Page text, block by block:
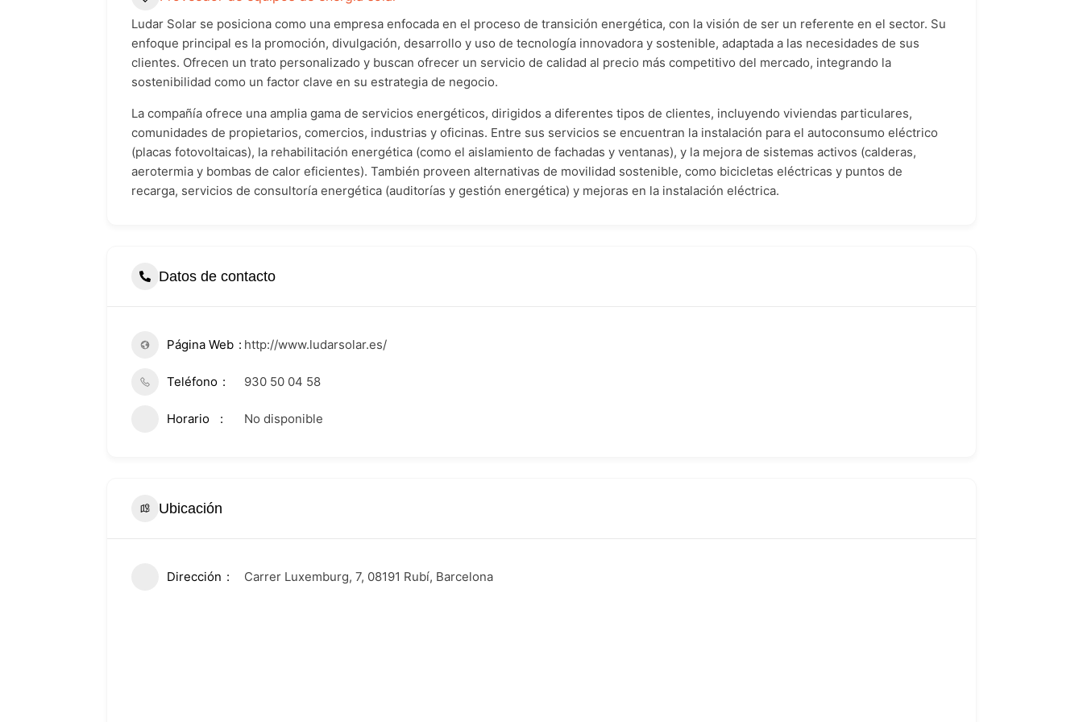
Ludar Solar se posiciona como una empresa enfocada en el proceso de transición energética, con la visión de ser un referente en el sector. Su
enfoque principal es la promoción, divulgación, desarrollo y uso de tecnología innovadora y sostenible, adaptada a las necesidades de sus
clientes. Ofrecen un trato personalizado y buscan ofrecer un servicio de calidad al precio más competitivo del mercado, integrando la
sostenibilidad como un factor clave en su estrategia de negocio.
La compañía ofrece una amplia gama de servicios energéticos, dirigidos a diferentes tipos de clientes, incluyendo viviendas particulares,
comunidades de propietarios, comercios, industrias y oficinas. Entre sus servicios se encuentran la instalación para el autoconsumo eléctrico
(placas fotovoltaicas), la rehabilitación energética (como el aislamiento de fachadas y ventanas), y la mejora de sistemas activos (calderas,
aerotermia y bombas de calor eficientes). También proveen alternativas de movilidad sostenible, como bicicletas eléctricas y puntos de
recarga, servicios de consultoría energética (auditorías y gestión energética) y mejoras en la instalación eléctrica.
Datos de contacto
Página Web http://www.ludarsolar.es/
Teléfono 930 50 04 58
Horario No disponible
Ubicación
Dirección Carrer Luxemburg, 7, 08191 Rubí, Barcelona